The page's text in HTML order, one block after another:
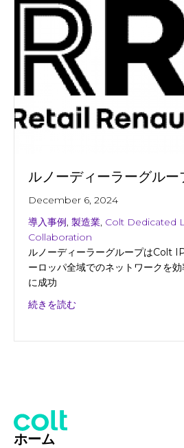
ルノーディーラーグルー
December 6, 2024
導入事例, 製造業, Colt Dedicated
Collaboration
ルノーディーラーグループはColt
ーロッパ全域でのネットワークを
に成功
続きを読むabout ルノーディーラー
ホーム